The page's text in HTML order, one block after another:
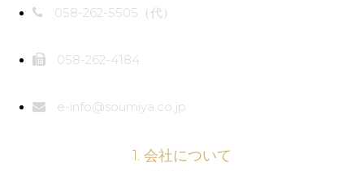
058-262-5505（代）
058-262-4184
e-info@soumiya.co.jp
1. 会社について